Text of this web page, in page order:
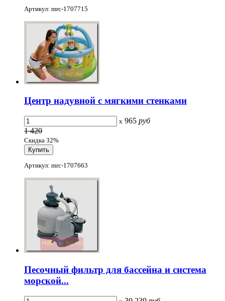
Артикул: mrc-1707715
Центр надувной с мягкими стенками
x 965 руб
1 420
Скидка 32%
Артикул: mrc-1707663
Песочный фильтр для бассейна и система
морской...